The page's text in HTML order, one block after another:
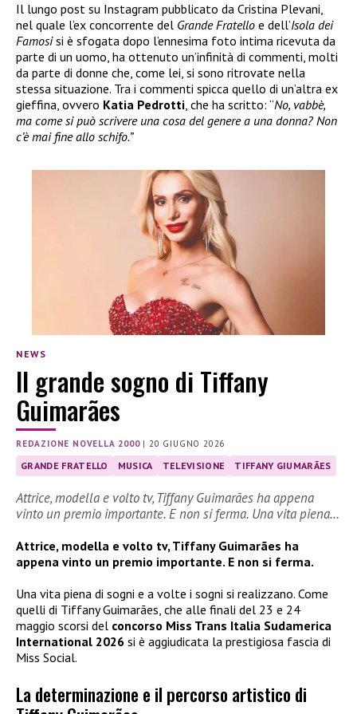
Il lungo post su Instagram pubblicato da Cristina Plevani,
nel quale l’ex concorrente del Grande Fratello e dell’Isola dei
Famosisi è sfogata dopo l’ennesima foto intima ricevuta da
parte di un uomo, ha ottenuto un’infinità di commenti, molti
da parte di donne che, come lei, si sono ritrovate nella
stessa situazione. Tra i commenti spicca quello di un’altra ex
gieffina, ovvero Katia Pedrotti, che ha scritto: “No, vabbè,
ma come si può scrivere una cosa del genere a una donna? Non
c’è mai fine allo schifo.”
NEWS
Il grande sogno di Tiffany
Guimarães
REDAZIONE NOVELLA 2000|20 GIUGNO 2026
GRANDE FRATELLO MUSICA TELEVISIONE TIFFANY GIUMARÃES
Attrice, modella e volto tv, Tiffany Guimarães ha appena
vinto un premio importante. E non si ferma. Una vita piena…
Attrice, modella e volto tv, Tiffany Guimarães ha
appena vinto un premio importante. E non si ferma.
Una vita piena di sogni e a volte i sogni si realizzano. Come
quelli di Tiffany Guimarães, che alle finali del 23 e 24
maggio scorsi del concorso Miss Trans Italia Sudamerica
International 2026 si è aggiudicata la prestigiosa fascia di
Miss Social.
La determinazione e il percorso artistico di